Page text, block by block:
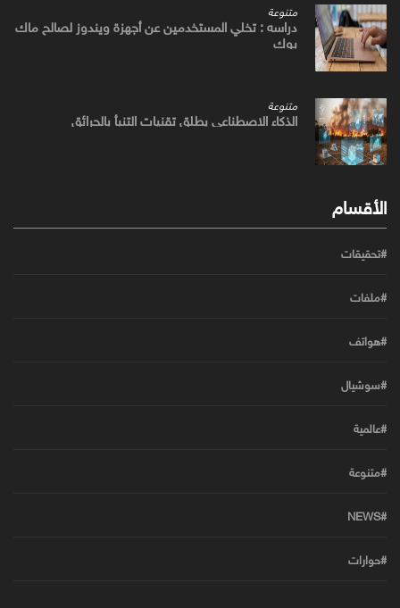
متنوعة
دراسه : تخلي المستخدمين عن أجهزة ويندوز لصالح ماك
بوك
متنوعة
الذكاء الاصطناعي يطلق تقنيات التنبأ بالحرائق
الأقسام
#تحقيقات
#ملفات
#هواتف
#سوشيال
#عالمية
#متنوعة
#NEWS
#حوارات